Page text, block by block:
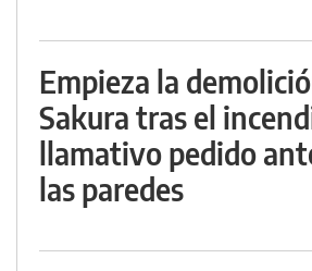
Empieza la
Sakura tras el
llamativo pedido
las paredes